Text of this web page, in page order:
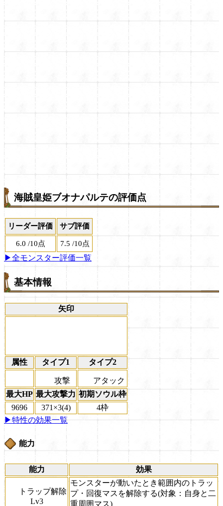
海賊皇姫ブオナパルテの評価点
リーダー評価 サブ評価
6.0 /10点 7.5 /10点
▶全モンスター評価一覧
基本情報
矢印
属性 タイプ1 タイプ2
攻撃
アタック
最大HP 最大攻撃力 初期ソウル枠
9696
371×3(4)
4枠
▶特性の効果一覧
能力
能力 効果
トラップ解除
Lv3
モンスターが動いたとき範囲内のトラッ
プ・回復マスを解除する(対象：自身と二
重周囲マス)